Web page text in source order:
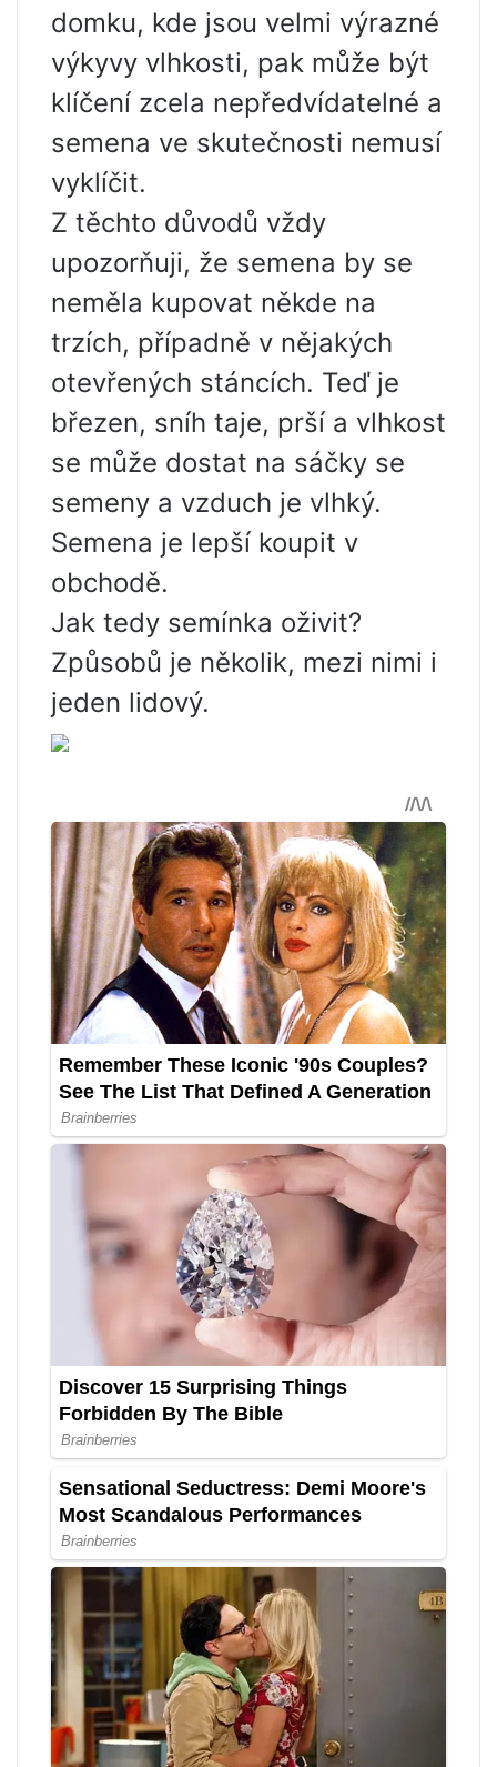
domku, kde jsou velmi výrazné
výkyvy vlhkosti, pak může být
klíčení zcela nepředvídatelné a
semena ve skutečnosti nemusí
vyklíčit.
Z těchto důvodů vždy
upozorňuji, že semena by se
neměla kupovat někde na
trzích, případně v nějakých
otevřených stáncích. Teď je
březen, sníh taje, prší a vlhkost
se může dostat na sáčky se
semeny a vzduch je vlhký.
Semena je lepší koupit v
obchodě.
Jak tedy semínka oživit?
Způsobů je několik, mezi nimi i
jeden lidový.